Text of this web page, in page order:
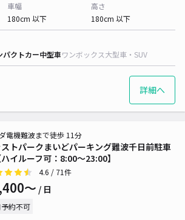
車幅
180cm 以下
高さ
180cm 以下
パクトカー中型車ワンボックス大型車・SUV
詳細へ
ストパークまいどパーキング難波千日前駐車
イルーフ可：8:00～23:00】
電機難波まで徒歩 11分
4.6 / 71件
〜 / 日
約不可